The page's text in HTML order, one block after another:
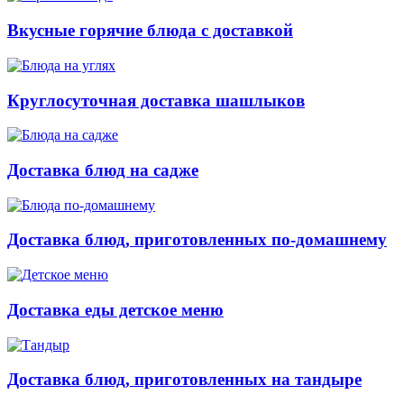
Вкусные горячие блюда с доставкой
Круглосуточная доставка шашлыков
Доставка блюд на садже
Доставка блюд, приготовленных по-домашнему
Доставка еды детское меню
Доставка блюд, приготовленных на тандыре